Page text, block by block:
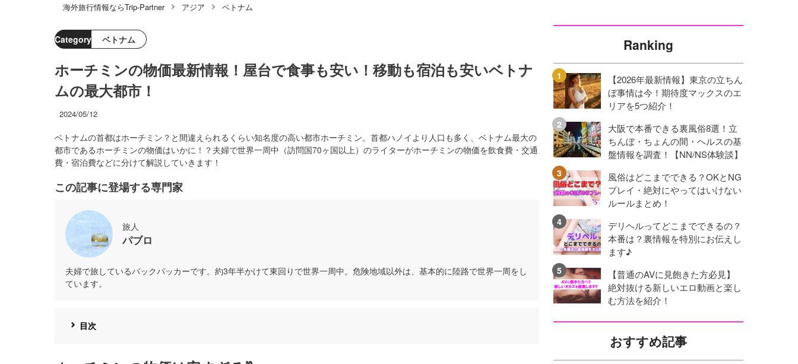
海外旅行情報ならTrip-Partner アジア ベトナム
Category ベトナム
ホーチミンの物価最新情報！屋台で食事も安い！移動も宿泊も安いベトナ
ムの最大都市！
2024/05/12
ベトナムの首都はホーチミン？と間違えられるくらい知名度の高い都市ホーチミン。首都ハノイより人口も多く、ベトナム最大の
都市であるホーチミンの物価はいかに！？夫婦で世界一周中（訪問国70ヶ国以上）のライターがホーチミンの物価を飲食費・交通
費・宿泊費などに分けて解説していきます！
この記事に登場する専門家
旅人
パブロ
夫婦で旅しているバックパッカーです。約3年半かけて東回りで世界一周中。危険地域以外は、基本的に陸路で世界一周をし
ています。
目次
Ranking
【2026年最新情報】東京の立ちん
ぼ事情は今！期待度マックスのエ
リアを5つ紹介！
大阪で本番できる裏風俗8選！立
ちんぼ・ちょんの間・ヘルスの基
盤情報を調査！【NN/NS体験談】
風俗はどこまでできる？OKとNG
プレイ・絶対にやってはいけない
ルールまとめ！
デリヘルってどこまでできるの？
本番は？裏情報を特別にお伝えし
ます♪
【普通のAVに見飽きた方必見】
絶対抜ける新しいエロ動画と楽し
む方法を紹介！
おすすめ記事